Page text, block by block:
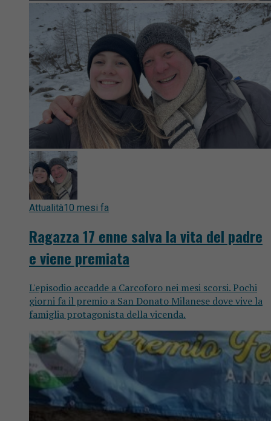
Attualità10 mesi fa
Ragazza 17 enne salva la vita del padre
e viene premiata
L'episodio accadde a Carcoforo nei mesi scorsi. Pochi
giorni fa il premio a San Donato Milanese dove vive la
famiglia protagonista della vicenda.